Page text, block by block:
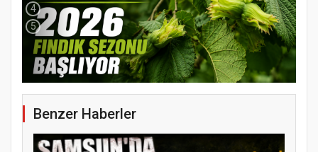
4
5
Benzer Haberler